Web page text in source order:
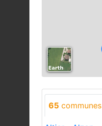
65 communes